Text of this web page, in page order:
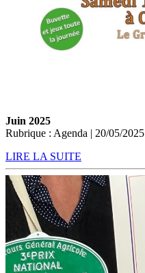
Juin 2025
Rubrique : Agenda | 20/05/2025
LIRE LA SUITE